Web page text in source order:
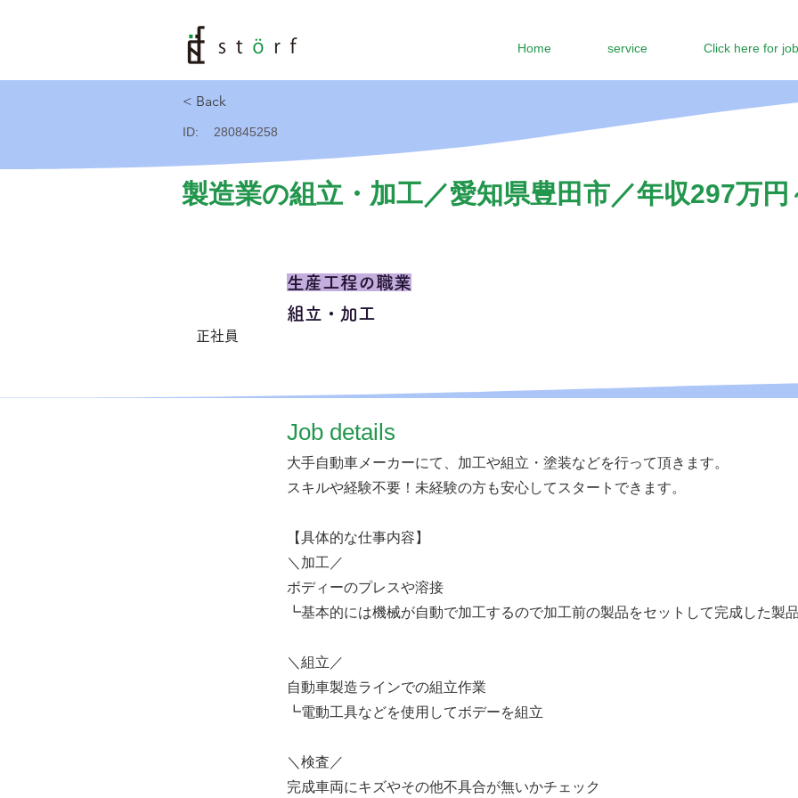
Home service Click here for
< Back
ID: 280845258
製造業の組立・加工／愛知県豊田市／年収297万
正社員
生産工程の職業
組立・加工
​Job details
大手自動車メーカーにて、加工や組立・塗装などを行って頂きます。
スキルや経験不要！未経験の方も安心してスタートできます。
【具体的な仕事内容】
＼加工／
ボディーのプレスや溶接
┗基本的には機械が自動で加工するので加工前の製品をセットして完成した製
＼組立／
自動車製造ラインでの組立作業
┗電動工具などを使用してボデーを組立
＼検査／
完成車両にキズやその他不具合が無いかチェック